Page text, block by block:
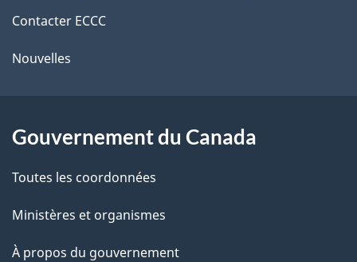
e
l
a
g
e
r
t
a
c
i
o
ce
site
Contacter ECCC
Nouvelles
Gouvernement du Canada
Toutes les coordonnées
Ministères et organismes
À propos du gouvernement